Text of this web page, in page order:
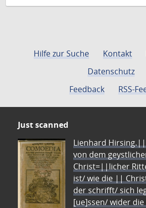
Hilfe zur Suche Kontakt
Datenschutz
Feedback
RSS-
Just scanned
Lienhard Hirsing.||
von dem
Christ=||licher
ist/ wie die ||
der schrifft/ sich
[ue]ssen/ wider